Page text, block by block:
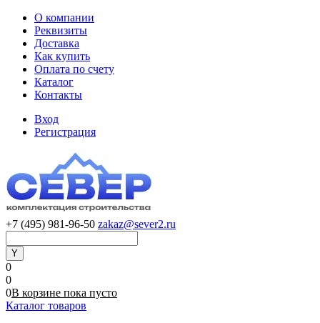
О компании
Реквизиты
Доставка
Как купить
Оплата по счету
Каталог
Контакты
Вход
Регистрация
+7 (495) 981-96-50 zakaz@sever2.ru
0
0
0В корзине пока пусто
Каталог товаров